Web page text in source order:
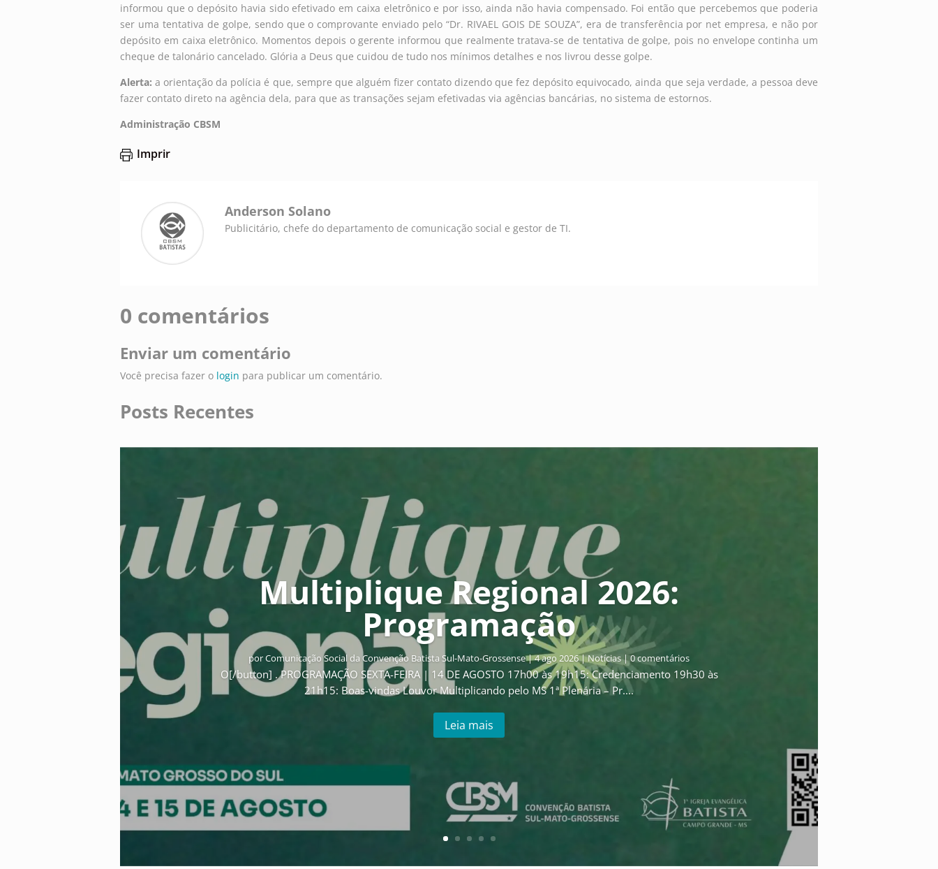
informou que o depósito havia sido efetivado em caixa eletrônico e por isso, ainda não havia compensado. Foi então que percebemos que poderia
ser uma tentativa de golpe, sendo que o comprovante enviado pelo “Dr. RIVAEL GOIS DE SOUZA”, era de transferência por net empresa, e não por
depósito em caixa eletrônico. Momentos depois o gerente informou que realmente tratava-se de tentativa de golpe, pois no envelope continha um
cheque de talonário cancelado. Glória a Deus que cuidou de tudo nos mínimos detalhes e nos livrou desse golpe.
Alerta: a orientação da polícia é que, sempre que alguém fizer contato dizendo que fez depósito equivocado, ainda que seja verdade, a pessoa deve
fazer contato direto na agência dela, para que as transações sejam efetivadas via agências bancárias, no sistema de estornos.
Administração CBSM
Imprir
Publicitário, chefe do departamento de comunicação social e gestor de TI.
Anderson Solano
0 comentários
Enviar um comentário
Você precisa fazer o login para publicar um comentário.
Posts Recentes
Multiplique Regional 2026:
Programação
porComunicação Social da Convenção Batista Sul-Mato-Grossense|4 ago 2026|Notícias| 0 comentários
O[/button] . PROGRAMAÇÃO SEXTA-FEIRA | 14 DE AGOSTO 17h00 às 19h15: Credenciamento 19h30 às
21h15: Boas-vindas Louvor Multiplicando pelo MS 1ª Plenária – Pr....
Leia mais